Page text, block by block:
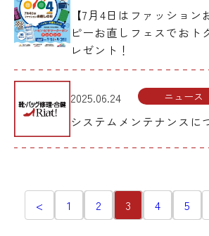
【7月4日はファッション
ピーお直しフェスでおト
レゼント！
2025.06.24 ニュース
システムメンテナンスに
< 1 2 3 4 5